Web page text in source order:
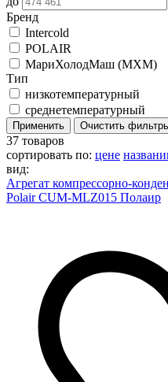
Бренд
Intercold
POLAIR
МариХолодМаш (МХМ)
Тип
низкотемпературный
среднетемпературный
37 товаров
сортировать по: цене
вид:
Агрегат компрессорно-
Polair CUM-MLZ015 Полаир